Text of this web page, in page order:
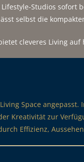
Studios
selbst die
cleveres Living auf
Space
Kreativität zur
Effizienz,